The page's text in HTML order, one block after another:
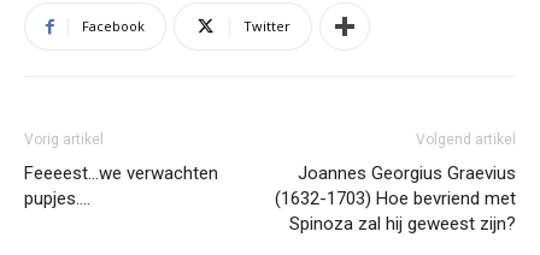
Facebook Twitter
Vorig artikel
Feeeest…we verwachten
pupjes….
Volgend artikel
Joannes Georgius Graevius
(1632-1703) Hoe bevriend met
Spinoza zal hij geweest zijn?